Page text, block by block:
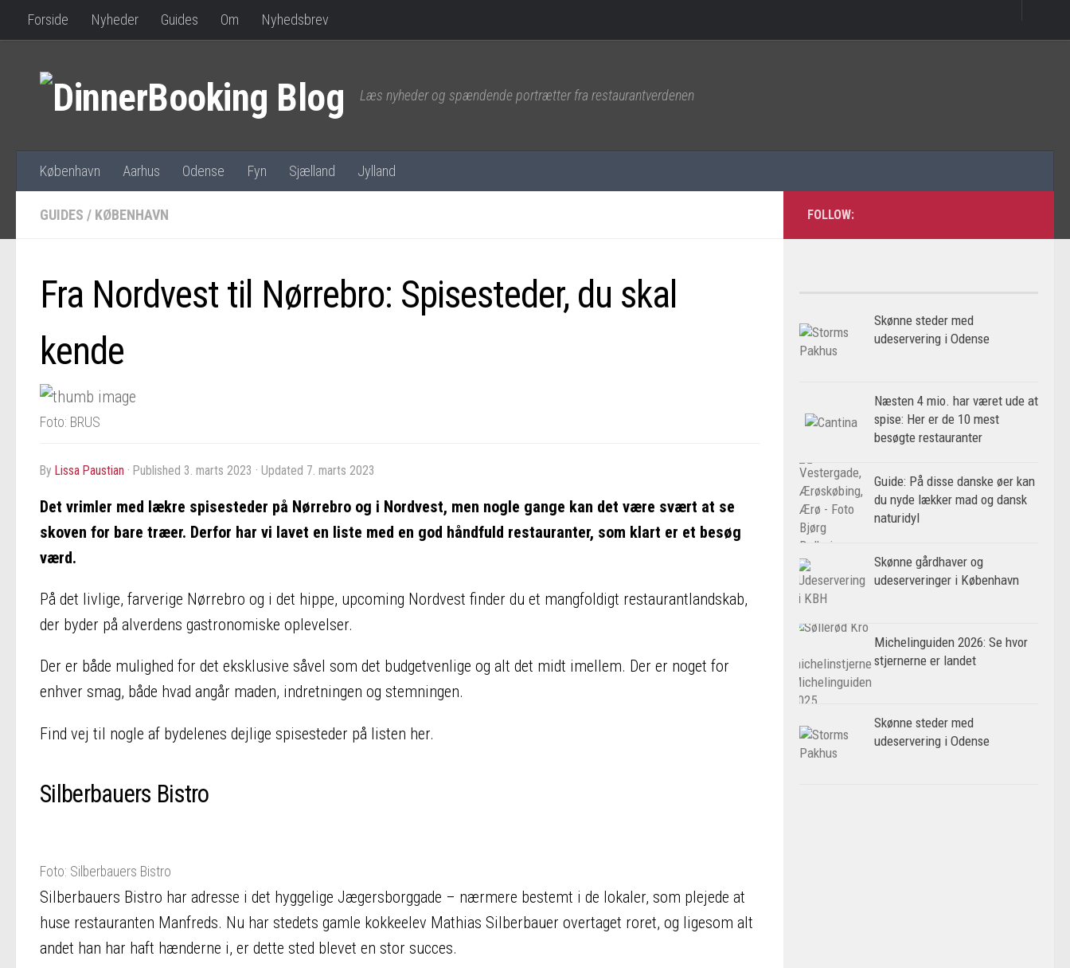
Forside Nyheder Guides Om Nyhedsbrev
Læs nyheder og spændende portrætter fra restaurantverdenen
København Aarhus Odense Fyn Sjælland Jylland
GUIDES / KØBENHAVN
Fra Nordvest til Nørrebro: Spisesteder, du skal
kende
Foto: BRUS
by Lissa Paustian · Published 3. marts 2023 · Updated 7. marts 2023
Det vrimler med lækre spisesteder på Nørrebro og i Nordvest, men nogle gange kan det være svært at se
skoven for bare træer. Derfor har vi lavet en liste med en god håndfuld restauranter, som klart er et besøg
værd.
På det livlige, farverige Nørrebro og i det hippe, upcoming Nordvest finder du et mangfoldigt restaurantlandskab,
der byder på alverdens gastronomiske oplevelser.
Der er både mulighed for det eksklusive såvel som det budgetvenlige og alt det midt imellem. Der er noget for
enhver smag, både hvad angår maden, indretningen og stemningen.
Find vej til nogle af bydelenes dejlige spisesteder på listen her.
Silberbauers Bistro
Foto: Silberbauers Bistro
Silberbauers Bistro har adresse i det hyggelige Jægersborggade – nærmere bestemt i de lokaler, som plejede at
huse restauranten Manfreds. Nu har stedets gamle kokkeelev Mathias Silberbauer overtaget roret, og ligesom alt
andet han har haft hænderne i, er dette sted blevet en stor succes.
FOLLOW:
Skønne steder med
udeservering i Odense
Næsten 4 mio. har været ude at
spise: Her er de 10 mest
besøgte restauranter
Guide: På disse danske øer kan
du nyde lækker mad og dansk
naturidyl
Skønne gårdhaver og
udeserveringer i København
Michelinguiden 2026: Se hvor
stjernerne er landet
Skønne steder med
udeservering i Odense